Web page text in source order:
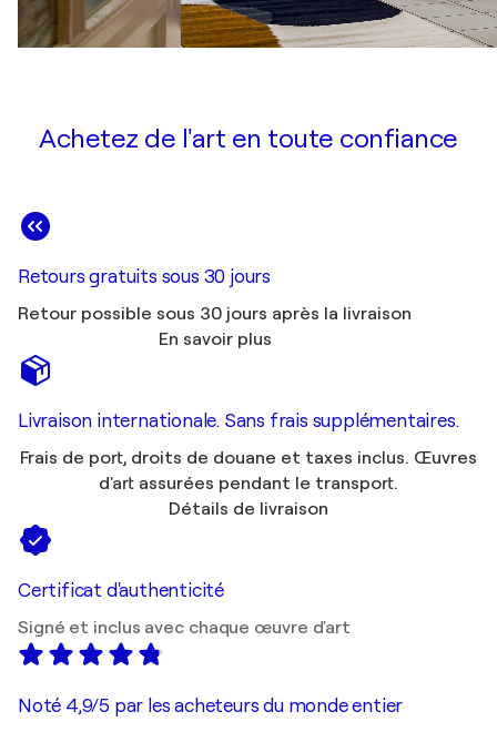
Achetez de l'art en toute confiance
Retours gratuits sous 30 jours
Retour possible sous 30 jours après la livraison
En savoir plus
Livraison internationale. Sans frais supplémentaires.
Frais de port, droits de douane et taxes inclus. Œuvres
d'art assurées pendant le transport.
Détails de livraison
Certificat d'authenticité
Signé et inclus avec chaque œuvre d'art
Noté 4,9/5 par les acheteurs du monde entier